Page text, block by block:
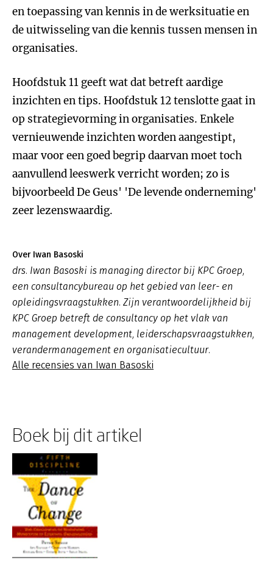
en toepassing van kennis in de werksituatie en
de uitwisseling van die kennis tussen mensen in
organisaties.
Hoofdstuk 11 geeft wat dat betreft aardige
inzichten en tips. Hoofdstuk 12 tenslotte gaat in
op strategievorming in organisaties. Enkele
vernieuwende inzichten worden aangestipt,
maar voor een goed begrip daarvan moet toch
aanvullend leeswerk verricht worden; zo is
bijvoorbeeld De Geus' 'De levende onderneming'
zeer lezenswaardig.
Over Iwan Basoski
drs. Iwan Basoski is managing director bij KPC Groep,
een consultancybureau op het gebied van leer- en
opleidingsvraagstukken. Zijn verantwoordelijkheid bij
KPC Groep betreft de consultancy op het vlak van
management development, leiderschapsvraagstukken,
verandermanagement en organisatiecultuur.
Alle recensies van Iwan Basoski
Boek bij dit artikel